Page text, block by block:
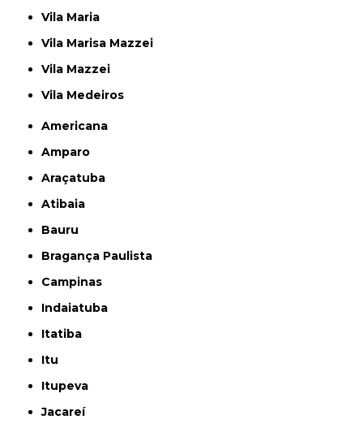
Vila Maria
Vila Marisa Mazzei
Vila Mazzei
Vila Medeiros
Americana
Amparo
Araçatuba
Atibaia
Bauru
Bragança Paulista
Campinas
Indaiatuba
Itatiba
Itu
Itupeva
Jacareí